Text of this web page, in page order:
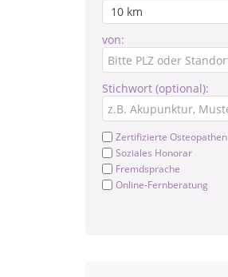
von:
Stichwort (optional):
Zertifizierte Osteopathen
Soziales Honorar
Fremdsprache
Online-Fernberatung